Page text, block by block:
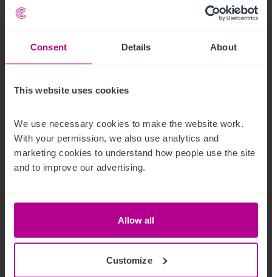
Consent Details About
This website uses cookies
We use necessary cookies to make the website work.
With your permission, we also use analytics and
marketing cookies to understand how people use the site
and to improve our advertising.
Allow all
Customize
3/4/2025
Le marché de l’immobilier hôtelier